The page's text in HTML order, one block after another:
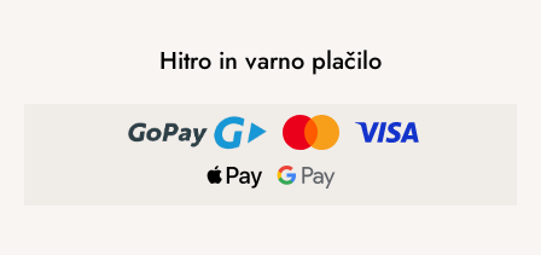
Hitro in varno plačilo